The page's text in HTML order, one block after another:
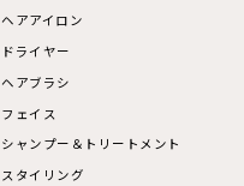
ヘアアイロン
ドライヤー
ヘアブラシ
フェイス
シャンプー＆トリートメント
スタイリング